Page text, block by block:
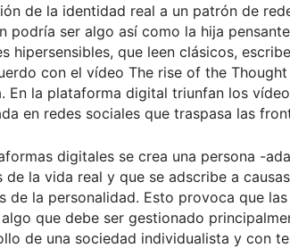
de la identidad real a un patrón de
podría ser algo así como la hija
hipersensibles, que leen clásicos,
con el vídeo The rise of the
En la plataforma digital triunfan los
en redes sociales que traspasa las
digitales se crea una persona -
la vida real y que se adscribe a
de la personalidad. Esto provoca que
que debe ser gestionado
de una sociedad individualista y con